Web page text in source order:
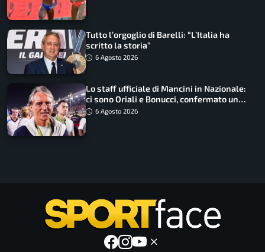
Tutto l’orgoglio di Barelli: “L’Italia ha
scritto la storia”
6 Agosto 2026
Lo staff ufficiale di Mancini in Nazionale:
ci sono Oriali e Bonucci, confermato un
ritorno
6 Agosto 2026